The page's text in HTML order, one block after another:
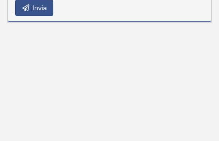
Invia